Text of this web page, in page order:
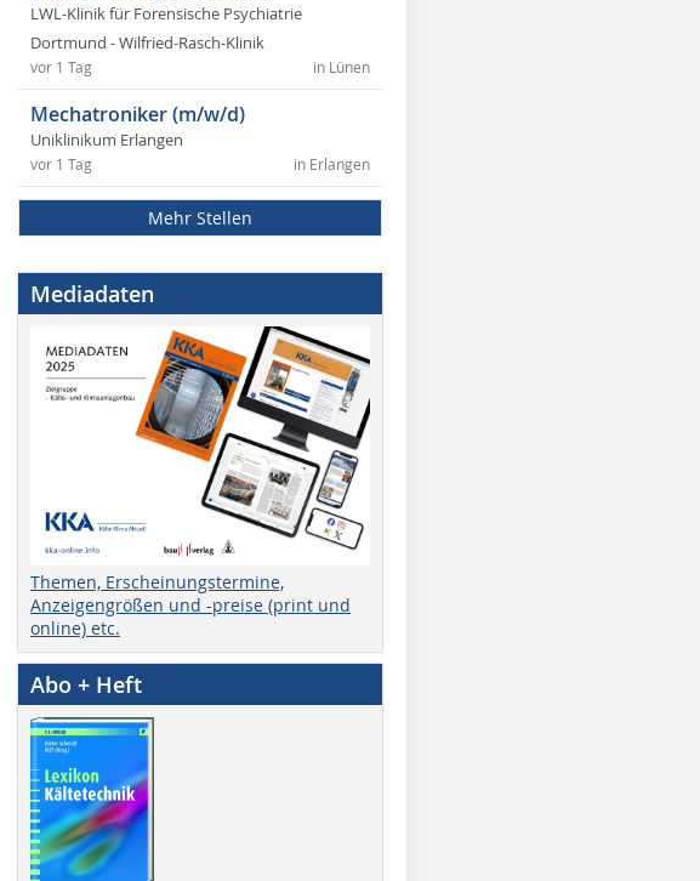
LWL-Klinik für Forensische Psychiatrie
Dortmund - Wilfried-Rasch-Klinik
in Lünen
vor 1 Tag
Mechatroniker (m/w/d)
Uniklinikum Erlangen
in Erlangen
vor 1 Tag
Mehr Stellen
Mediadaten
Themen, Erscheinungstermine,
Anzeigengrößen und -preise (print und
online) etc.
Abo + Heft